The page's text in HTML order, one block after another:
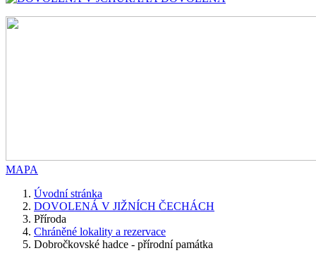
MAPA
Úvodní stránka
DOVOLENÁ V JIŽNÍCH ČECHÁCH
Příroda
Chráněné lokality a rezervace
Dobročkovské hadce - přírodní památka